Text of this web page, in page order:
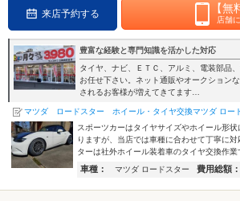
来店予約する 【無
店舗
豊富な経験と専門知識を活かした対応
タイヤ、ナビ、ＥＴＣ、アルミ、電装部品
お任せ下さい。ネット通販やオークション
されるお客様が増えてきてます…
スポーツカーはタイヤサイズやホイール形
りますが、当店では車種に合わせて丁寧に
ターは社外ホイール装着車のタイヤ交換作業
車種： マツダ ロードスター 費用総額：